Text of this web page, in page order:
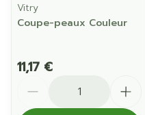
Vitry
Coupe-peaux Couleur
11,17 €